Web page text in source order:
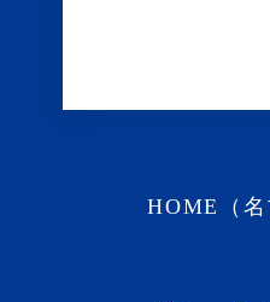
・2024年9
・2024年4
HOME（